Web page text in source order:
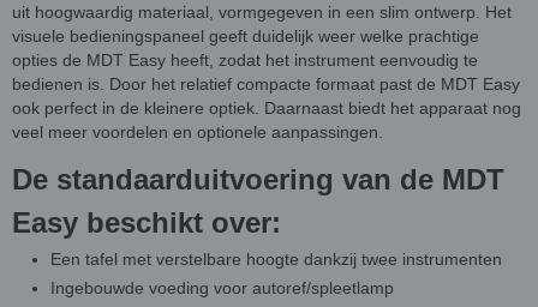
uit hoogwaardig materiaal, vormgegeven in een slim ontwerp. Het
visuele bedieningspaneel geeft duidelijk weer welke prachtige
opties de MDT Easy heeft, zodat het instrument eenvoudig te
bedienen is. Door het relatief compacte formaat past de MDT Easy
ook perfect in de kleinere optiek. Daarnaast biedt het apparaat nog
veel meer voordelen en optionele aanpassingen.
De standaarduitvoering van de MDT
Easy beschikt over:
Een tafel met verstelbare hoogte dankzij twee instrumenten
Ingebouwde voeding voor autoref/spleetlamp